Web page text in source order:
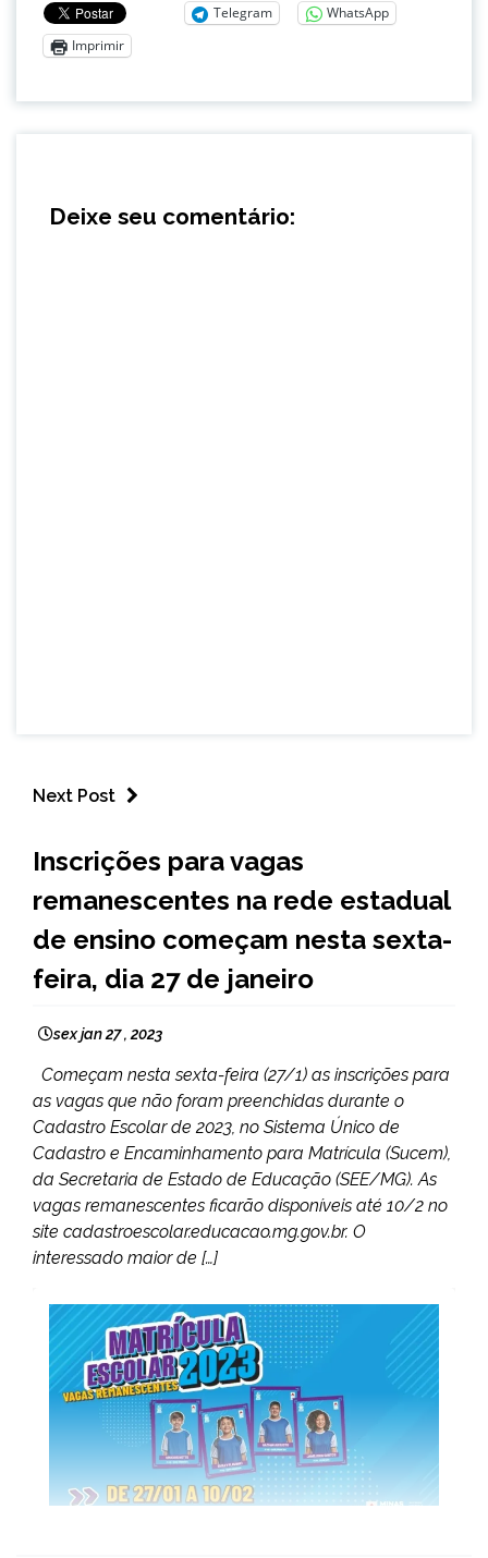
Telegram
WhatsApp
Imprimir
Deixe seu comentário:
Next Post
MINAS
GERAIS
Inscrições para vagas
remanescentes na rede estadual
de ensino começam nesta sexta-
feira, dia 27 de janeiro
sex jan 27 , 2023
Começam nesta sexta-feira (27/1) as inscrições para
as vagas que não foram preenchidas durante o
Cadastro Escolar de 2023, no Sistema Único de
Cadastro e Encaminhamento para Matrícula (Sucem),
da Secretaria de Estado de Educação (SEE/MG). As
vagas remanescentes ficarão disponíveis até 10/2 no
site cadastroescolar.educacao.mg.gov.br. O
interessado maior de […]